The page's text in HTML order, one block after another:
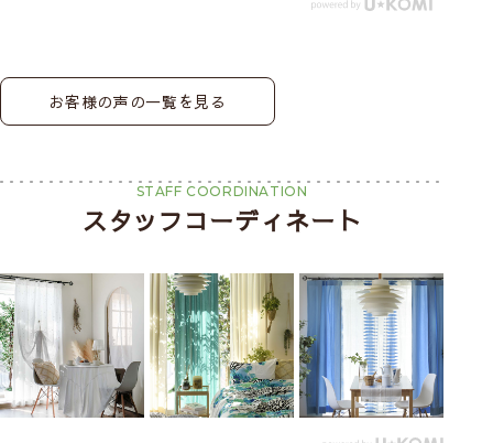
お客様の声の一覧を見る
STAFF COORDINATION
スタッフコーディネート